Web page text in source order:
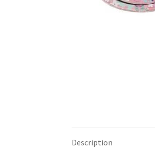
Description